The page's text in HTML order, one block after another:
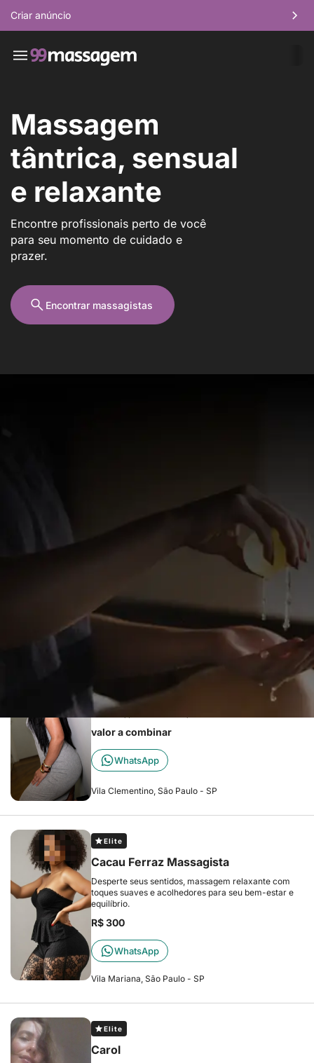
Criar anúncio
Massagem
tântrica, sensual
e relaxante
Encontre profissionais perto de você
para seu momento de cuidado e
prazer.
Encontrar massagistas
Relaxamento e prazer nas mãos de um profissional
Vila Mariana, São Paulo - SP
Jasmine Terapeuta
Olá sou a Jasmine Terapeuta Massagens nuru,
tântrica , personalizada , for hands
valor a combinar
WhatsApp
Vila Clementino, São Paulo - SP
Elite
Cacau Ferraz Massagista
Desperte seus sentidos, massagem relaxante com
toques suaves e acolhedores para seu bem-estar e
equilíbrio.
R$ 300
WhatsApp
Vila Mariana, São Paulo - SP
Elite
Carol